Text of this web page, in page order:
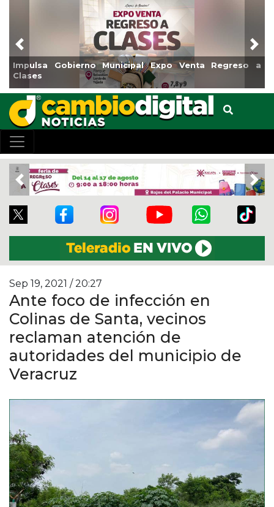
Impulsa Gobierno Municipal Expo Venta Regreso a
Clases
Previous
Previous
Sep 19, 2021 / 20:27
Ante foco de infección en
Colinas de Santa, vecinos
reclaman atención de
autoridades del municipio de
Veracruz